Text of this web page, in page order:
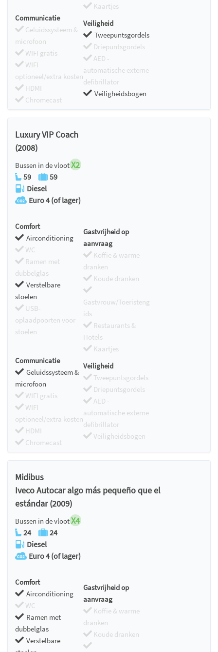
Kaartjes
Communicatie
Geluidssysteem &
microfoon
WIFI gratis
WIFI
optioneel/extra kosten
HDMI
Chromecast
Veiligheid
Tweepuntsgordels
Driepuntsgordels
AED -
automatische externe
defibrillator
Veiligheidsbogen
Luxury VIP Coach
(2008)
Bussen in de vlootX2
59
59
Diesel
Euro 4 (of lager)
Comfort
Airconditioning
WC
Ramen met
dubbelglas
Verstelbare
stoelen
USB-
oplaadpoorten voor
stoelen
Gastvrijheid op
aanvraag
Koffie & warme
dranken
Koude dranken
Gastvrouw/Toeristeng
ids
Restaurants &
Hotels
Kaartjes
Communicatie
Geluidssysteem &
microfoon
WIFI gratis
WIFI
optioneel/extra kosten
HDMI
Chromecast
Veiligheid
Tweepuntsgordels
Driepuntsgordels
AED -
automatische externe
defibrillator
Veiligheidsbogen
Midibus
Iveco Autocar algo más pequeño que el
estándar (2009)
Bussen in de vlootX4
24
24
Diesel
Euro 4 (of lager)
Comfort
Airconditioning
WC
Ramen met
dubbelglas
Verstelbare
Gastvrijheid op
aanvraag
Koffie & warme
dranken
Koude dranken